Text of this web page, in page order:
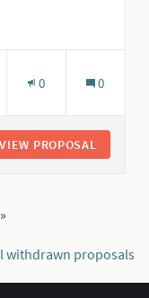
0 0
VIEW PROPOSAL
withdrawn proposals